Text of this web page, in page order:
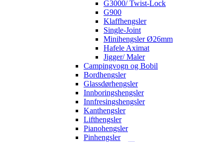
G3000/ Twist-Lock
G900
Klaffhengsler
Single-Joint
Minihengsler Ø26mm
Hafele Aximat
Jigger/ Maler
Campingvogn og Bobil
Bordhengsler
Glassdørhengsler
Innboringshengsler
Innfresingshengsler
Kanthengsler
Lifthengsler
Pianohengsler
Pinhengsler